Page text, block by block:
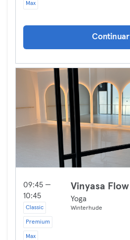
Max
Continuar
09:45 —
10:45
Classic
Premium
Max
Vinyasa Flow
Yoga
Winterhude